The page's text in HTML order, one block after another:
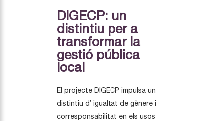
DIGECP: un
distintiu per a
transformar la
gestió pública
local
El projecte DIGECP impulsa un
distintiu d’ igualtat de gènere i
corresponsabilitat en els usos